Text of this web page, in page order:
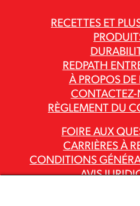
RECETTES ET
REDPATH
À PROPOS
RÈGLEMENT DU
FOIRE AUX
CARRIÈRES À
CONDITIONS
AVIS